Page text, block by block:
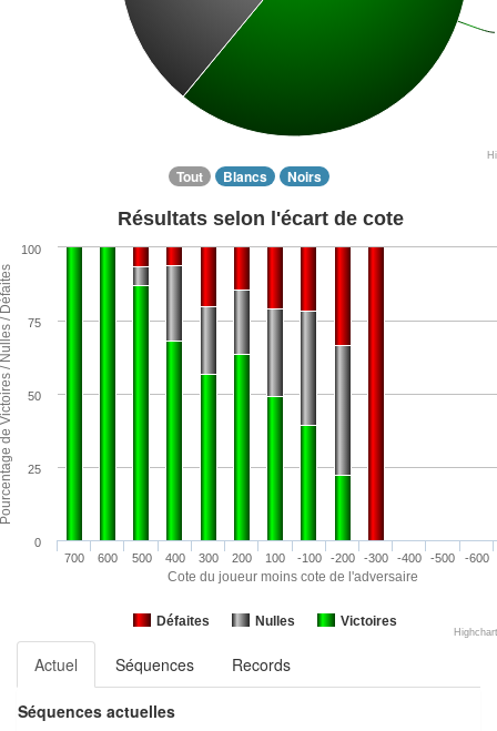
Tout Blancs Noirs
Cote du joueur moins cote de l'adversaire
/ Nulles / Défaites
Résultats selon l'écart de cote
Défaites Nulles Victoires
700 600 500 400 300 200 100 -100 -200 -300 -400 -500 -600
0
100
25
50
75
Actuel Séquences Records
Séquences actuelles